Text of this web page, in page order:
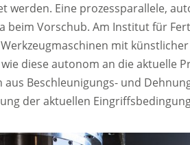
werden. Eine prozessparallele,
beim Vorschub. Am Institut für
mit
diese autonom an die aktuelle
Beschleunigungs- und
der aktuellen